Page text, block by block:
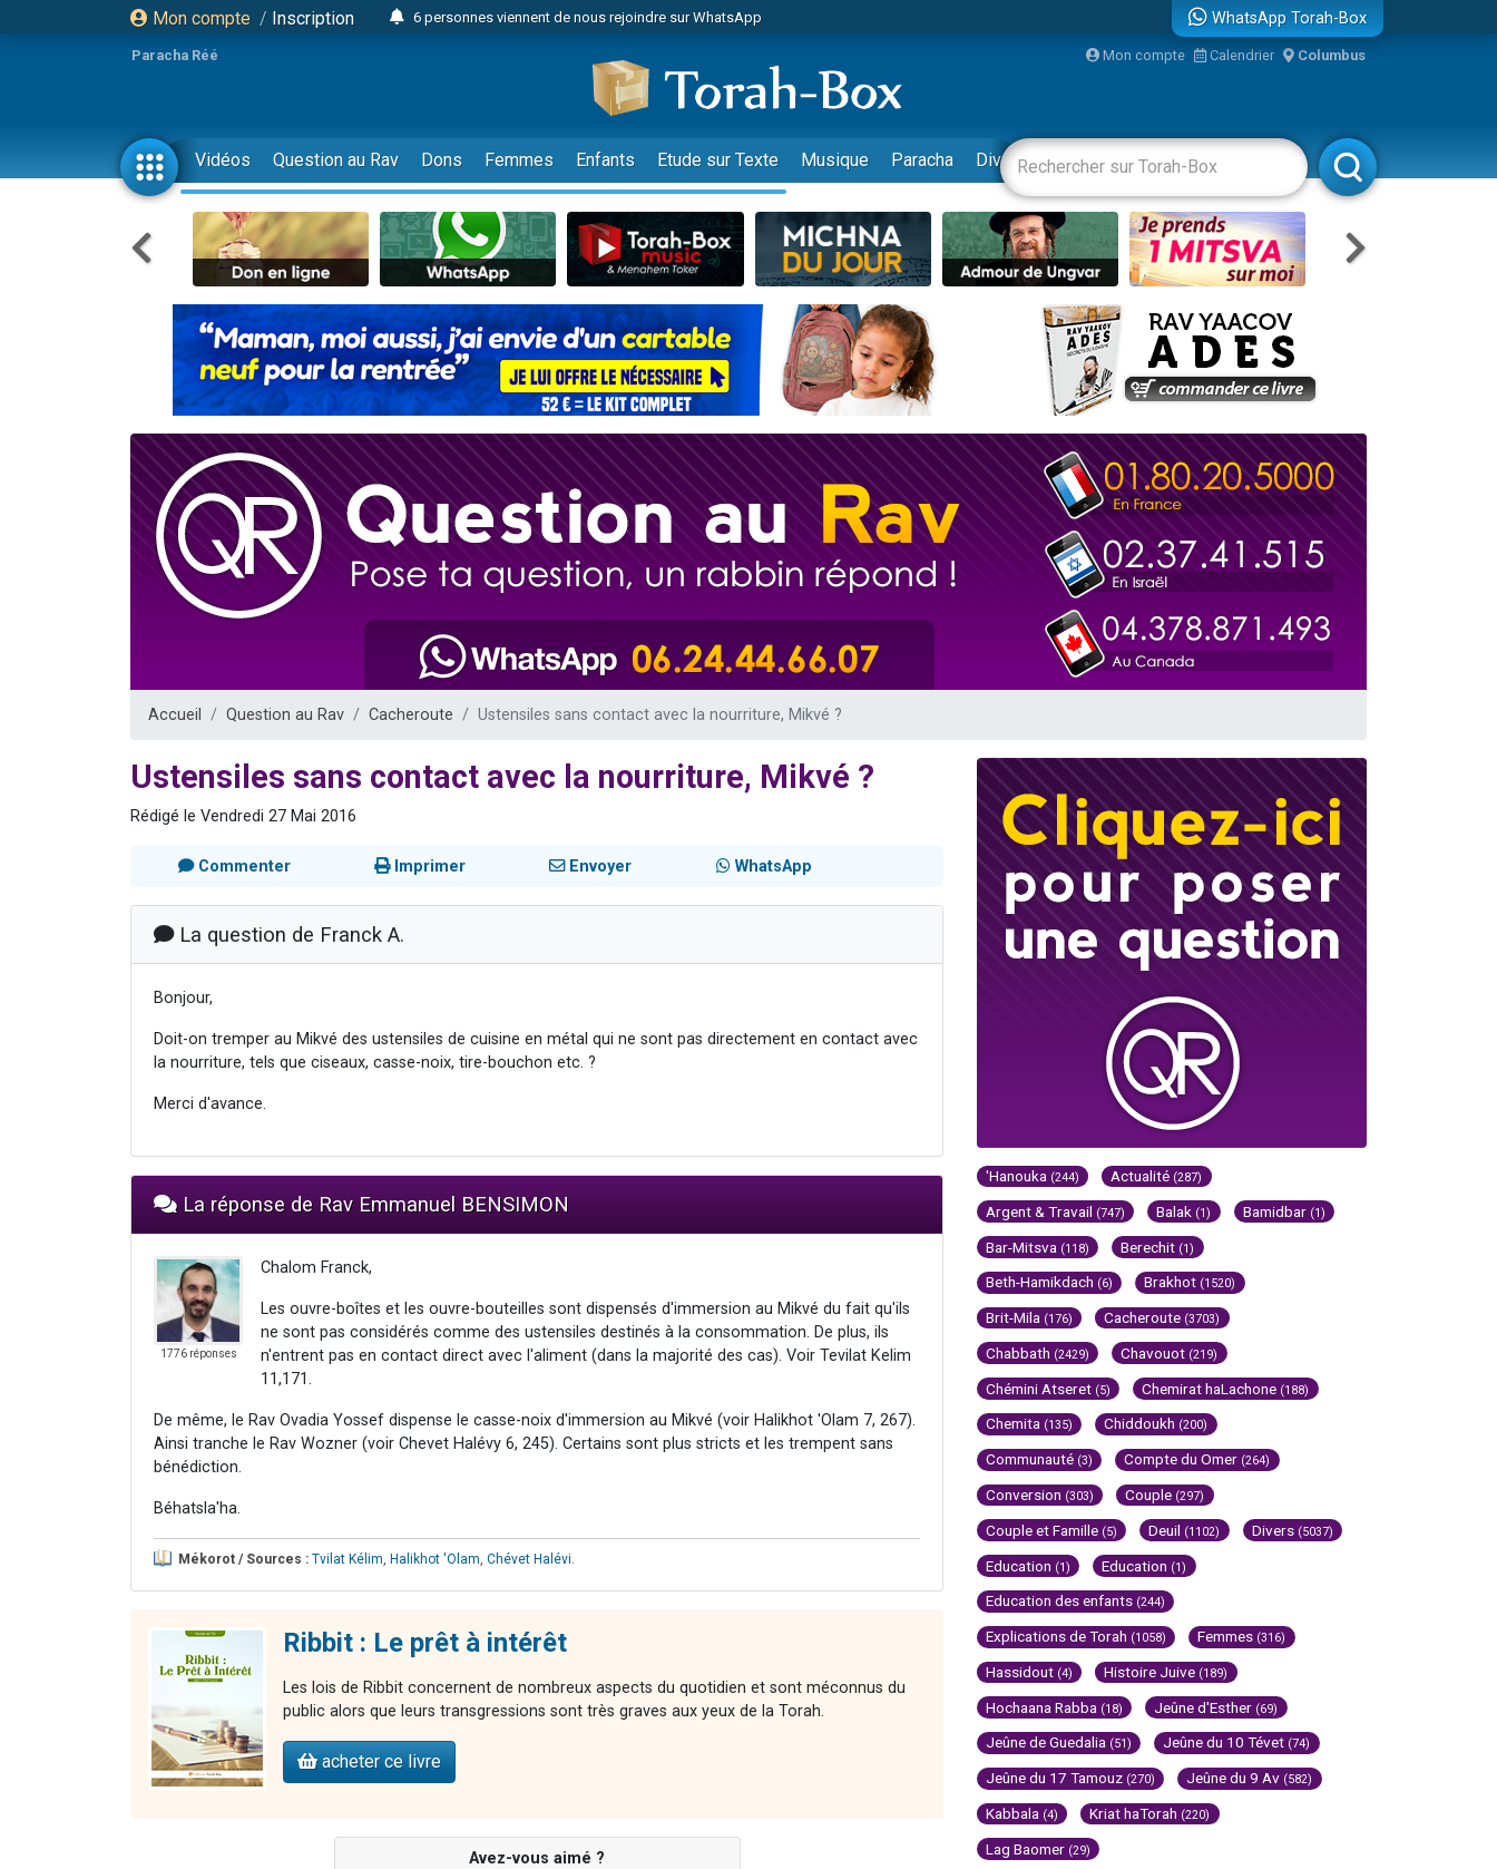
Mon compte / Inscription
6 personnes viennent de nous rejoindre sur WhatsApp
2 personnes viennent de faire un don pour 1 Journée de Vacances Pour les Enfants
17 personnes viennent de demander une bénédiction
4 personnes viennent de nous rejoindre sur WhatsApp
Il reste 49 places pour étudier en groupe sur Zoom
23 personnes viennent de faire un don pour Diane, 80 ans, dans un appartement insalubre
Eva vient de donner son Maasser
4 personnes viennent de nous rejoindre sur WhatsApp
3 personnes viennent de nous rejoindre sur WhatsApp
3 personnes viennent de faire un don pour 5 jours de vacances aux Orphelins
Odaya vient de donner son Maasser
13 personnes viennent de demander une bénédiction
2 personnes viennent de nous rejoindre sur WhatsApp
30 personnes viennent de faire un don pour Sauvez la jambe de Yohan
Il reste 49 places pour étudier en groupe sur Zoom
3 personnes viennent de nous rejoindre sur WhatsApp
2 personnes viennent de nous rejoindre sur WhatsApp
2 personnes viennent de nous rejoindre sur WhatsApp
WhatsApp Torah-Box
Paracha Réé Mon compte Calendrier Columbus
Vidéos Question au Rav Dons Femmes Enfants Etude sur Texte Musique Paracha Divertissements Livres Rabbanim
Accueil Question au Rav Cacheroute Ustensiles sans contact avec la nourriture, Mikvé ?
Ustensiles sans contact avec la nourriture, Mikvé ?
Rédigé le Vendredi 27 Mai 2016
Commenter Imprimer Envoyer WhatsApp
La question de Franck A.
Bonjour,
Doit-on tremper au Mikvé des ustensiles de cuisine en métal qui ne sont pas directement en contact avec
la nourriture, tels que ciseaux, casse-noix, tire-bouchon etc. ?
Merci d'avance.
La réponse de Rav Emmanuel BENSIMON
1776 réponses
Chalom Franck,
Les ouvre-boîtes et les ouvre-bouteilles sont dispensés d'immersion au Mikvé du fait qu'ils
ne sont pas considérés comme des ustensiles destinés à la consommation. De plus, ils
n'entrent pas en contact direct avec l'aliment (dans la majorité des cas). Voir Tevilat Kelim
11,171.
De même, le Rav Ovadia Yossef dispense le casse-noix d'immersion au Mikvé (voir Halikhot 'Olam 7, 267).
Ainsi tranche le Rav Wozner (voir Chevet Halévy 6, 245). Certains sont plus stricts et les trempent sans
bénédiction.
Béhatsla'ha.
Mékorot / Sources : Tvilat Kélim Halikhot 'Olam Chévet Halévi
Ribbit : Le prêt à intérêt
Les lois de Ribbit concernent de nombreux aspects du quotidien et sont méconnus du
public alors que leurs transgressions sont très graves aux yeux de la Torah.
acheter ce livre
Avez-vous aimé ?
'Hanouka (244) Actualité (287)
Argent & Travail (747) Balak (1) Bamidbar (1)
Bar-Mitsva (118) Berechit (1)
Beth-Hamikdach (6) Brakhot (1520)
Brit-Mila (176) Cacheroute (3703)
Chabbath (2429) Chavouot (219)
Chémini Atseret (5) Chemirat haLachone (188)
Chemita (135) Chiddoukh (200)
Communauté (3) Compte du Omer (264)
Conversion (303) Couple (297)
Couple et Famille (5) Deuil (1102) Divers (5037)
Education (1) Education (1)
Education des enfants (244)
Explications de Torah (1058) Femmes (316)
Hassidout (4) Histoire Juive (189)
Hochaana Rabba (18) Jeûne d'Esther (69)
Jeûne de Guedalia (51) Jeûne du 10 Tévet (74)
Jeûne du 17 Tamouz (270) Jeûne du 9 Av (582)
Kabbala (4) Kriat haTorah (220)
Lag Baomer (29)